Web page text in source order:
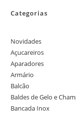
Categorias
Novidades
Açucareiros
Aparadores
Armário
Balcão
Baldes de Gelo e
Bancada Inox